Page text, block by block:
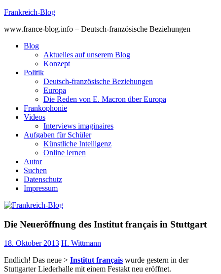
Skip
content
Frankreich-Blog
www.france-blog.info – Deutsch-französische Beziehungen
Blog
Aktuelles auf unserem Blog
Konzept
Politik
Deutsch-französische Beziehungen
Europa
Die Reden von E. Macron über Europa
Frankophonie
Videos
Interviews imaginaires
Aufgaben für Schüler
Künstliche Intelligenz
Online lernen
Autor
Suchen
Datenschutz
Impressum
Die Neueröffnung des Institut français in Stuttgart
18. Oktober 2013 H. Wittmann
Endlich! Das neue > Institut français wurde gestern in der
Stuttgarter Liederhalle mit einem Festakt neu eröffnet.